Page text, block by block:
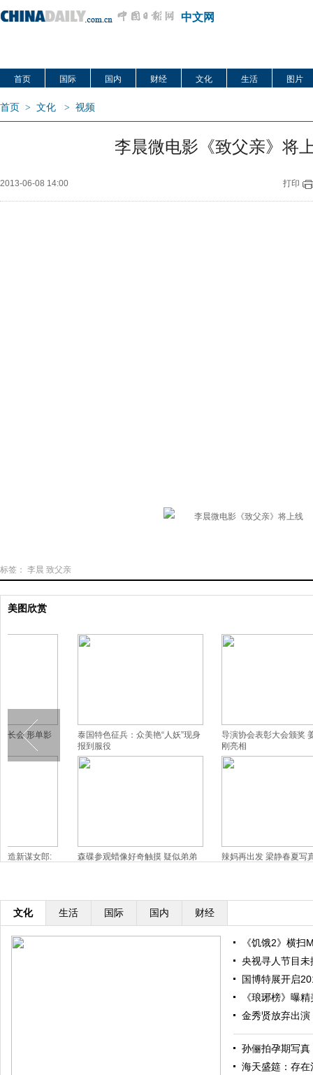
中文网
首页 国际 国内 财经 文化 生活 图片
首页 > 文化 > 视频
李晨微电影《致父亲》将
2013-06-08 14:00 打印
标签： 李晨 致父亲
美图欣赏
泰国特色征兵：众美艳“人妖”现身
报到服役
导演协会表彰大会颁奖 姜文冯小
森碟参观蜡像好奇触摸 疑似弟弟
辣妈再出发 梁静春夏写真展优雅
文化 生活 国际 国内 财经
《饥饿2》横扫
央视寻人节目
国博特展开启
《琅琊榜》曝
金秀贤放弃出
孙俪拍孕期写
海天盛筵：存